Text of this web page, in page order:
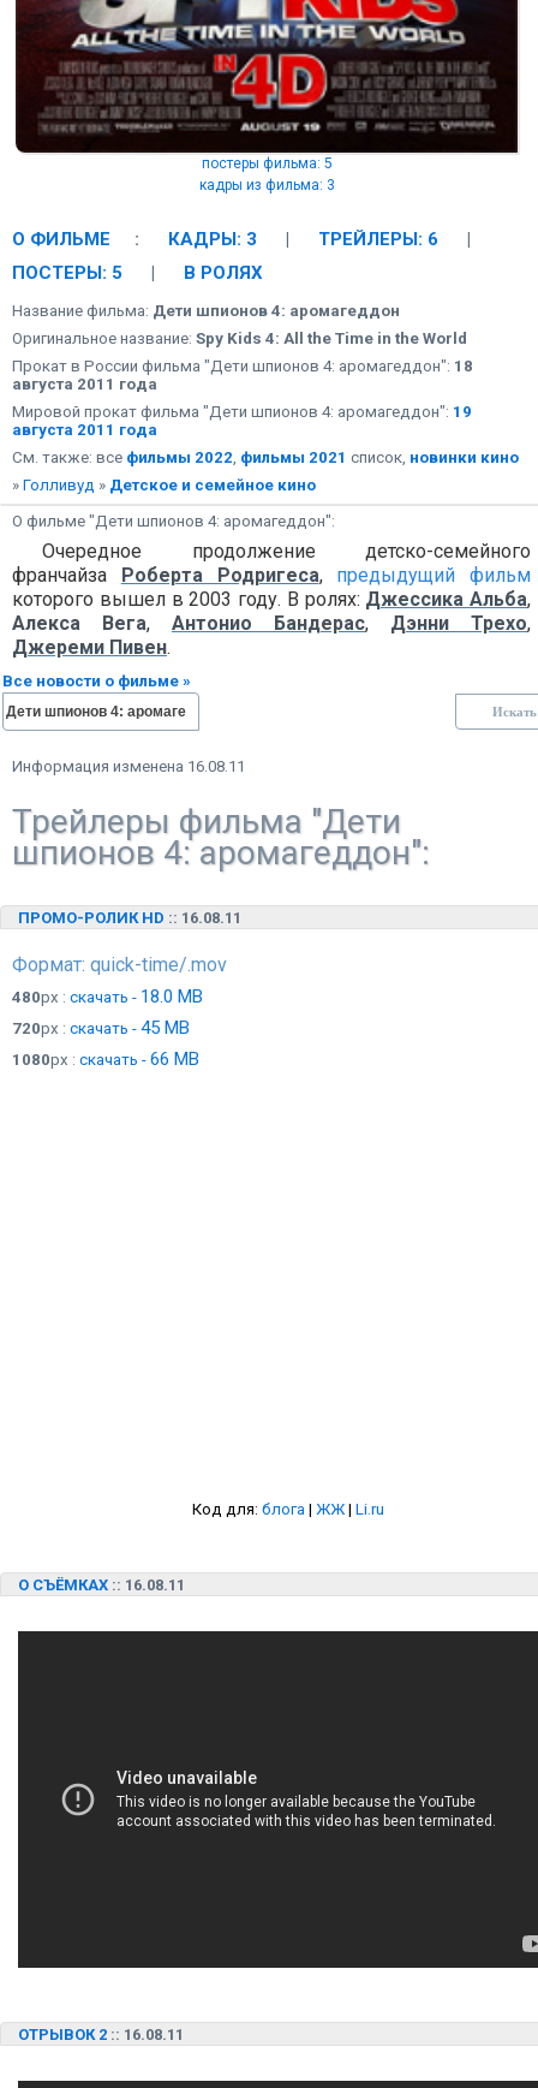
постеры фильма: 5
кадры из фильма: 3
О ФИЛЬМЕ : КАДРЫ: 3 | ТРЕЙЛЕРЫ: 6
|
ПОСТЕРЫ: 5
| В РОЛЯХ
Название фильма: Дети шпионов 4: аромагеддон
Оригинальное название: Spy Kids 4: All the Time in the World
Прокат в России фильма "Дети шпионов 4: аромагеддон": 18
августа 2011 года
Мировой прокат фильма "Дети шпионов 4: аромагеддон": 19
августа 2011 года
См. также: все фильмы 2022 фильмы 2021 список, новинки кино
» Голливуд » Детское и семейное кино
О фильме "Дети шпионов 4: аромагеддон":
Очередное продолжение детско-семейного
франчайза Роберта Родригеса, предыдущий фильм
которого вышел в 2003 году. В ролях: Джессика Альба,
Алекса Вега, Антонио Бандерас, Дэнни Трехо,
Джереми Пивен.
Все новости о фильме »
Информация изменена 16.08.11
Трейлеры фильма "Дети
шпионов 4: аромагеддон":
ПРОМО-РОЛИК HD :: 16.08.11
Формат: quick-time/.mov
480px : скачать - 18.0 MB
720px : скачать - 45 MB
1080px : скачать - 66 MB
Код для: блога | ЖЖ | Li.ru
О СЪЁМКАХ :: 16.08.11
ОТРЫВОК 2 :: 16.08.11